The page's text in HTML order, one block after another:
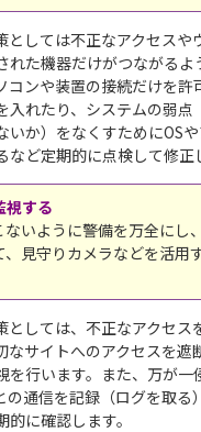
しては不正なアクセスや
れた機器だけがつながるよ
コンや装置の接続だけを許
入れたり、システムの弱点
いか）をなくすためにOS
ど定期的に点検して修正
する
いように警備を万全にし
見守りカメラなどを活用
しては、不正なアクセス
なサイトへのアクセスを遮
を行います。また、万が一
の通信を記録（ログを取る
に確認します。